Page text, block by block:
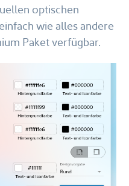
optischen
wie alles andere
Paket verfügbar.